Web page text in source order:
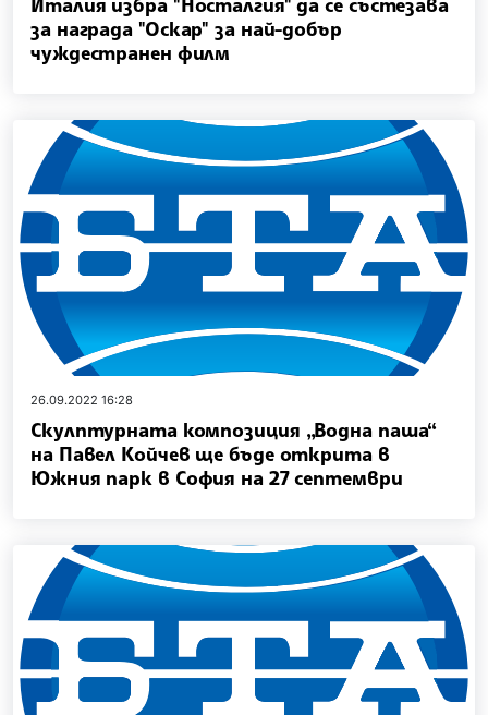
за награда "Оскар" за най-добър
чуждестранен филм
26.09.2022 16:28
Скулптурната композиция „Водна паша“
на Павел Койчев ще бъде открита в
Южния парк в София на 27 септември